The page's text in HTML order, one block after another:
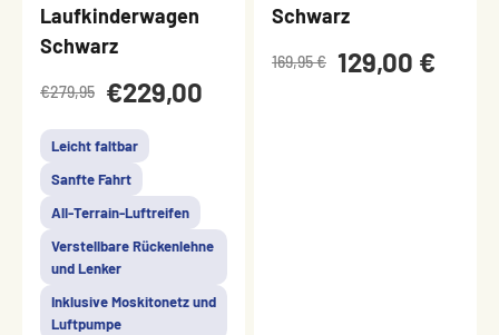
Laufkinderwagen
Schwarz
€279,95 €229,00
Leicht faltbar
Sanfte Fahrt
All-Terrain-Luftreifen
Verstellbare Rückenlehne
und Lenker
Inklusive Moskitonetz und
Luftpumpe
Schwarz
169,95 € 129,00 €